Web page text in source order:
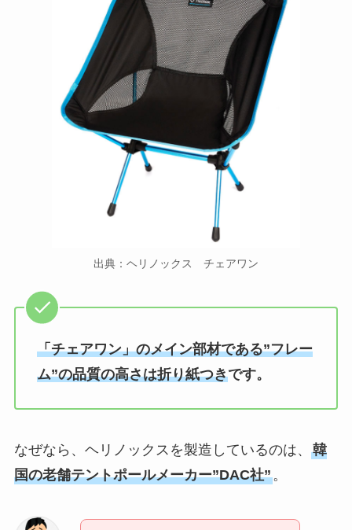
出典：ヘリノックス チェアワン
「チェアワン」のメイン部材である”フレー
ム”の品質の高さは折り紙つきです。
なぜなら、ヘリノックスを製造しているのは、 韓
国の老舗テントポールメーカー”DAC社”。